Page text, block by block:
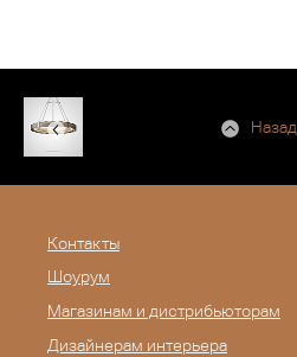
Назад
Контакты
Шоурум
Магазинам и дистрибьюторам
Дизайнерам интерьера